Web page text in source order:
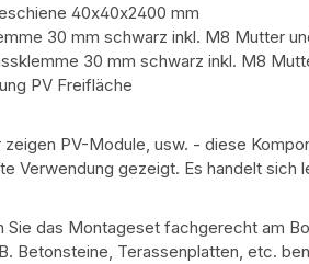
40x40x2400 mm
30 mm schwarz inkl. M8 Mutter
30 mm schwarz inkl. M8
PV Freifläche
zeigen PV-Module, usw. - diese
Verwendung gezeigt. Es handelt
Sie das Montageset fachgerecht am
Betonsteine, Terassenplatten, etc.